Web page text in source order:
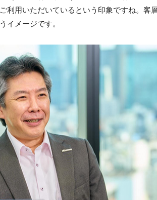
利用いただいているという印象ですね。客
イメージです。